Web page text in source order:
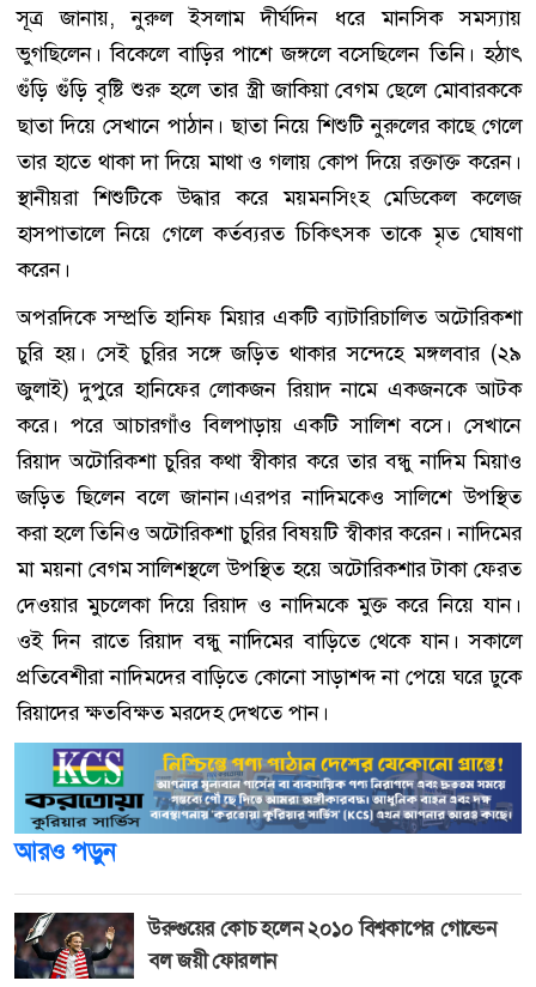
সূত্র জানায়, নুরুল ইসলাম দীর্ঘদিন ধরে মানসিক সমস্যায়
ভুগছিলেন। বিকেলে বাড়ির পাশে জঙ্গলে বসেছিলেন তিনি। হঠাৎ
গুঁড়ি গুঁড়ি বৃষ্টি শুরু হলে তার স্ত্রী জাকিয়া বেগম ছেলে মোবারককে
ছাতা দিয়ে সেখানে পাঠান। ছাতা নিয়ে শিশুটি নুরুলের কাছে গেলে
তার হাতে থাকা দা দিয়ে মাথা ও গলায় কোপ দিয়ে রক্তাক্ত করেন।
স্থানীয়রা শিশুটিকে উদ্ধার করে ময়মনসিংহ মেডিকেল কলেজ
হাসপাতালে নিয়ে গেলে কর্তব্যরত চিকিৎসক তাকে মৃত ঘোষণা
করেন।
অপরদিকে সম্প্রতি হানিফ মিয়ার একটি ব্যাটারিচালিত অটোরিকশা
চুরি হয়। সেই চুরির সঙ্গে জড়িত থাকার সন্দেহে মঙ্গলবার (২৯
জুলাই) দুপুরে হানিফের লোকজন রিয়াদ নামে একজনকে আটক
করে। পরে আচারগাঁও বিলপাড়ায় একটি সালিশ বসে। সেখানে
রিয়াদ অটোরিকশা চুরির কথা স্বীকার করে তার বন্ধু নাদিম মিয়াও
জড়িত ছিলেন বলে জানান।এরপর নাদিমকেও সালিশে উপস্থিত
করা হলে তিনিও অটোরিকশা চুরির বিষয়টি স্বীকার করেন। নাদিমের
মা ময়না বেগম সালিশস্থলে উপস্থিত হয়ে অটোরিকশার টাকা ফেরত
দেওয়ার মুচলেকা দিয়ে রিয়াদ ও নাদিমকে মুক্ত করে নিয়ে যান।
ওই দিন রাতে রিয়াদ বন্ধু নাদিমের বাড়িতে থেকে যান। সকালে
প্রতিবেশীরা নাদিমদের বাড়িতে কোনো সাড়াশব্দ না পেয়ে ঘরে ঢুকে
রিয়াদের ক্ষতবিক্ষত মরদেহ দেখতে পান।
আরও পড়ুন
উরুগুয়ের কোচ হলেন ২০১০ বিশ্বকাপের গোল্ডেন
বল জয়ী ফোরলান